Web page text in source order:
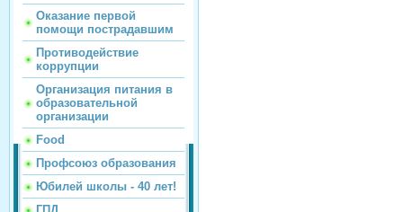
Оказание первой
помощи пострадавшим
Противодействие
коррупции
Организация питания в
образовательной
организации
Food
Профсоюз образования
Юбилей школы - 40 лет!